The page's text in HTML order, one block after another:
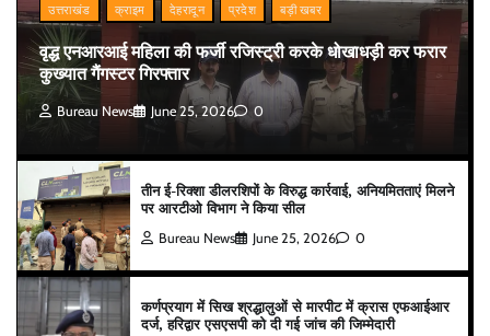
उत्तराखंड क्राइम देहरादून प्रदेश बड़ी खबर
वृद्ध एनआरआई महिला की फर्जी रजिस्ट्री करके धोखाधड़ी कर फरार
कुख्यात गैंगस्टर गिरफ्तार
Bureau News June 25, 2026 0
तीन ई-रिक्शा डीलरशिपों के विरुद्ध कार्रवाई, अनियमितताएं मिलने
पर आरटीओ विभाग ने किया सील
Bureau News June 25, 2026 0
कर्णप्रयाग में सिख श्रद्धालुओं से मारपीट में क्रास एफआईआर
दर्ज, हरिद्वार एसएसपी को दी गई जांच की जिम्मेदारी